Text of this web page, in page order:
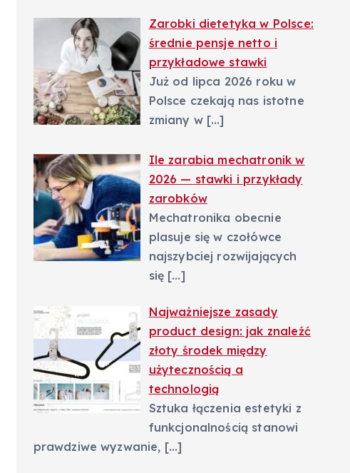
Zarobki dietetyka w Polsce:
średnie pensje netto i
przykładowe stawki
Już od lipca 2026 roku w
Polsce czekają nas istotne
zmiany w […]
Ile zarabia mechatronik w
2026 — stawki i przykłady
zarobków
Mechatronika obecnie
plasuje się w czołówce
najszybciej rozwijających
się […]
Najważniejsze zasady
product design: jak znaleźć
złoty środek między
użytecznością a
technologią
Sztuka łączenia estetyki z
funkcjonalnością stanowi
prawdziwe wyzwanie, […]